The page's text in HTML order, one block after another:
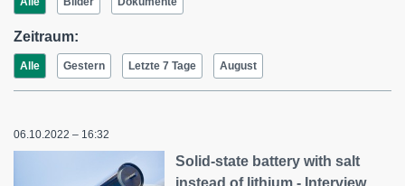
Zeitraum:
Alle Gestern Letzte 7 Tage August
06.10.2022 – 16:32
Solid-state battery with salt
instead of lithium - Interview